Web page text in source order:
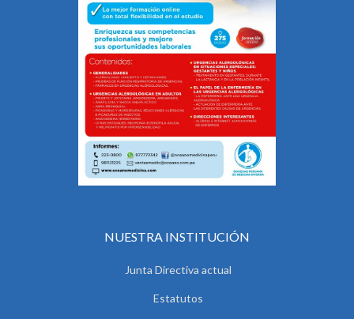
NUESTRA INSTITUCIÓN
Junta Directiva actual
Estatutos